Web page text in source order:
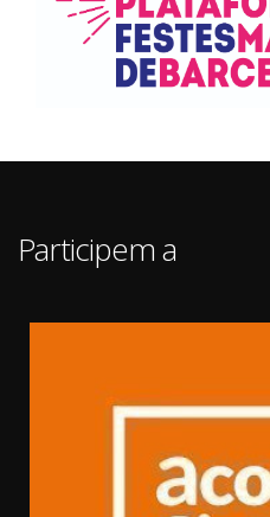
Participem a